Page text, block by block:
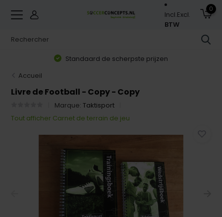
Incl.Excl.
BTW
0
Standaard de scherpste prijzen
Accueil
Livre de Football - Copy - Copy
Marque:Taktisport
Tout afficher Carnet de terrain de jeu